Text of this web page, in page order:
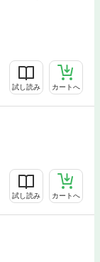
試し読み カートへ
試し読み カートへ